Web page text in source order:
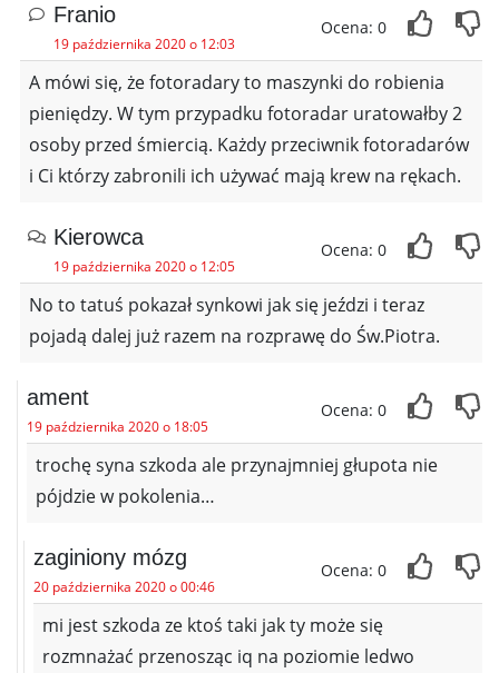
Franio
19 października 2020 o 12:03
Ocena: 0
A mówi się, że fotoradary to maszynki do robienia
pieniędzy. W tym przypadku fotoradar uratowałby 2
osoby przed śmiercią. Każdy przeciwnik fotoradarów
i Ci którzy zabronili ich używać mają krew na rękach.
Kierowca
19 października 2020 o 12:05
Ocena: 0
No to tatuś pokazał synkowi jak się jeździ i teraz
pojadą dalej już razem na rozprawę do Św.Piotra.
ament
19 października 2020 o 18:05
Ocena: 0
trochę syna szkoda ale przynajmniej głupota nie
pójdzie w pokolenia…
zaginiony mózg
20 października 2020 o 00:46
Ocena: 0
mi jest szkoda ze ktoś taki jak ty może się
rozmnażać przenosząc iq na poziomie ledwo